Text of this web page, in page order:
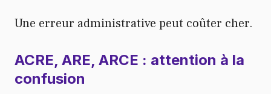
Une erreur administrative peut coûter cher.
ACRE, ARE, ARCE : attention à la
confusion